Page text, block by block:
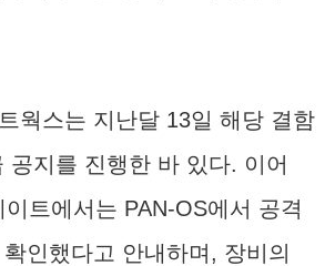
웍스는 지난달 13일 해당 결함
공지를 진행한 바 있다. 이어
트에서는 PAN-OS에서 공격
인했다고 안내하며, 장비의